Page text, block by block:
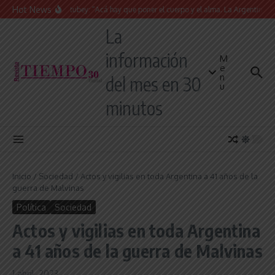
Saltar al contenido
Hot News
Juan Manuel Urtubey: “Acá hay que poner el cuerpo y el alma. La Argentina
La
información
del mes en 30
minutos
M
e
n
u
Inicio / Sociedad / Actos y vigilias en toda Argentina a 41 años de la
guerra de Malvinas
Política Sociedad
Actos y vigilias en toda Argentina
a 41 años de la guerra de Malvinas